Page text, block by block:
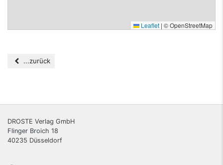
Leaflet | © OpenStreetMap
...zurück
DROSTE Verlag GmbH
Flinger Broich 18
40235 Düsseldorf